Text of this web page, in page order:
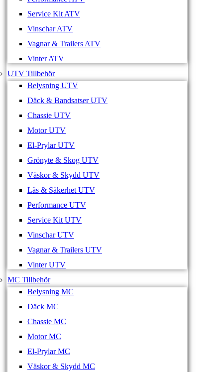
Service Kit ATV
Vinschar ATV
Vagnar & Trailers ATV
Vinter ATV
UTV Tillbehör
Belysning UTV
Däck & Bandsatser UTV
Chassie UTV
Motor UTV
El-Prylar UTV
Grönyte & Skog UTV
Väskor & Skydd UTV
Lås & Säkerhet UTV
Performance UTV
Service Kit UTV
Vinschar UTV
Vagnar & Trailers UTV
Vinter UTV
MC Tillbehör
Belysning MC
Däck MC
Chassie MC
Motor MC
El-Prylar MC
Väskor & Skydd MC